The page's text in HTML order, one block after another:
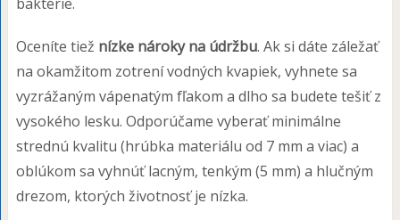
Oceníte tiež nízke nároky na údržbu. Ak si dáte záležať
na okamžitom zotrení vodných kvapiek, vyhnete sa
vyzrážaným vápenatým fľakom a dlho sa budete tešiť z
vysokého lesku. Odporúčame vyberať minimálne
strednú kvalitu (hrúbka materiálu od 7 mm a viac) a
oblúkom sa vyhnúť lacným, tenkým (5 mm) a hlučným
drezom, ktorých životnosť je nízka.